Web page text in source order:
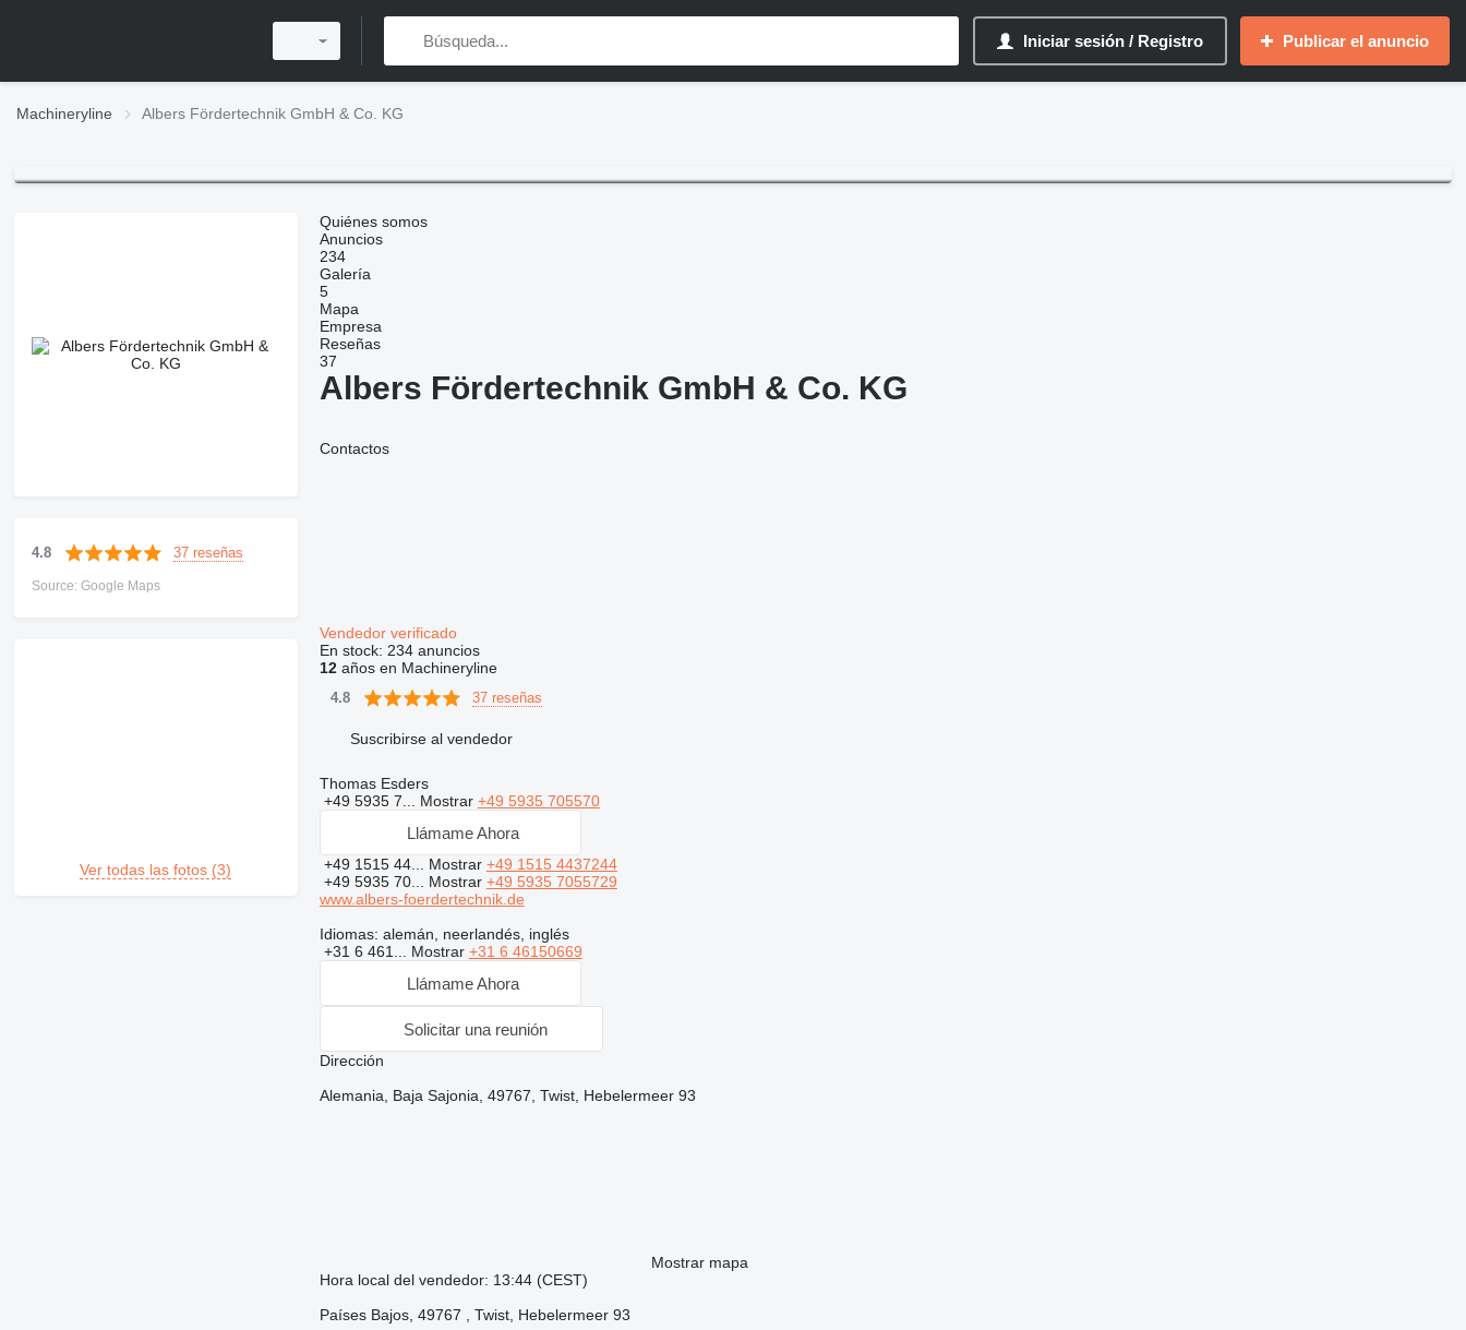
Iniciar sesión / Registro Publicar el anuncio
Machineryline Albers Fördertechnik GmbH & Co. KG
4.8 37 reseñas
Source: Google Maps
Ver todas las fotos (3)
Quiénes somos
Anuncios
234
Galería
5
Mapa
Empresa
Reseñas
37
Albers Fördertechnik GmbH & Co. KG
Contactos
Vendedor verificado
En stock: 234 anuncios
12años en Machineryline
4.8 37 reseñas
Suscribirse al vendedor
Thomas Esders
+49 5935 7... Mostrar +49 5935 705570
Llámame Ahora
+49 1515 44... Mostrar +49 1515 4437244
+49 5935 70... Mostrar +49 5935 7055729
www.albers-foerdertechnik.de
Idiomas: alemán, neerlandés, inglés
+31 6 461... Mostrar +31 6 46150669
Llámame Ahora
Solicitar una reunión
Dirección
Alemania, Baja Sajonia, 49767, Twist, Hebelermeer 93
Mostrar mapa
Hora local del vendedor: 13:44 (CEST)
Países Bajos, 49767 , Twist, Hebelermeer 93